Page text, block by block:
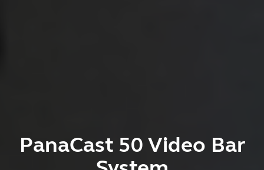
PanaCast 50 Video Bar